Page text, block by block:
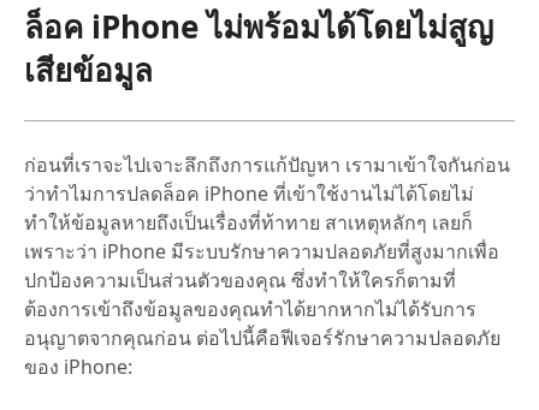
ล็อค iPhone ไม่พร้อมได้โดยไม่สูญ
เสียข้อมูล
ก่อนที่เราจะไปเจาะลึกถึงการแก้ปัญหา เรามาเข้าใจกันก่อน
ว่าทำไมการปลดล็อค iPhone ที่เข้าใช้งานไม่ได้โดยไม่
ทำให้ข้อมูลหายถึงเป็นเรื่องที่ท้าทาย สาเหตุหลักๆ เลยก็
เพราะว่า iPhone มีระบบรักษาความปลอดภัยที่สูงมากเพื่อ
ปกป้องความเป็นส่วนตัวของคุณ ซึ่งทำให้ใครก็ตามที่
ต้องการเข้าถึงข้อมูลของคุณทำได้ยากหากไม่ได้รับการ
อนุญาตจากคุณก่อน ต่อไปนี้คือฟีเจอร์รักษาความปลอดภัย
ของ iPhone: